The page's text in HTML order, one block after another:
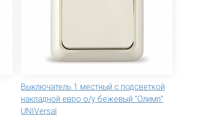
Выключатель 1 местный с подсветкой
накладной евро о/у бежевый "Олимп"
UNIVersal